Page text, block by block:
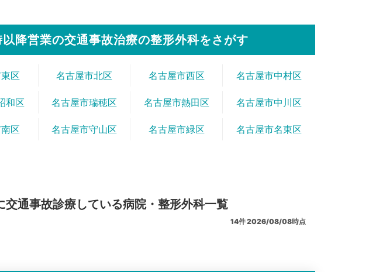
降営業の交通事故治療の整形外科をさがす
区 名古屋市北区 名古屋市西区 名古屋市中村区
和区 名古屋市瑞穂区 名古屋市熱田区 名古屋市中川区
区 名古屋市守山区 名古屋市緑区 名古屋市名東区
交通事故診療している病院・整形外科一覧
14件2026/08/08時点